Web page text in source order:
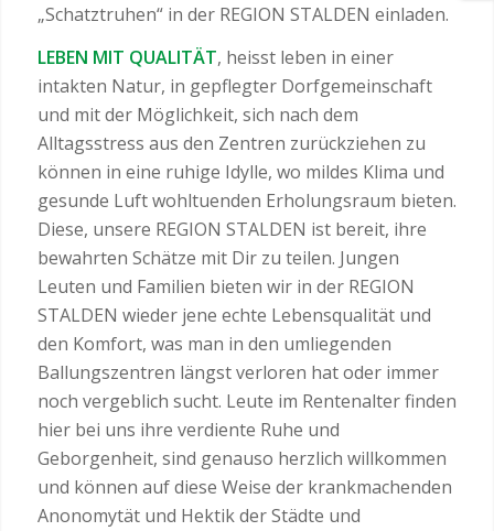
„Schatztruhen“ in der REGION STALDEN einladen.
LEBEN MIT QUALITÄT, heisst leben in einer
intakten Natur, in gepflegter Dorfgemeinschaft
und mit der Möglichkeit, sich nach dem
Alltagsstress aus den Zentren zurückziehen zu
können in eine ruhige Idylle, wo mildes Klima und
gesunde Luft wohltuenden Erholungsraum bieten.
Diese, unsere REGION STALDEN ist bereit, ihre
bewahrten Schätze mit Dir zu teilen. Jungen
Leuten und Familien bieten wir in der REGION
STALDEN wieder jene echte Lebensqualität und
den Komfort, was man in den umliegenden
Ballungszentren längst verloren hat oder immer
noch vergeblich sucht. Leute im Rentenalter finden
hier bei uns ihre verdiente Ruhe und
Geborgenheit, sind genauso herzlich willkommen
und können auf diese Weise der krankmachenden
Anonomytät und Hektik der Städte und